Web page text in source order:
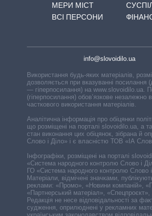
МЕРИ МІСТ
ВСІ ПЕРСОНИ
info@slovoidilo.ua
Використання будь-яких матеріалів,
дозволяється при вказуванні посилання
— гіперпосилання) на www.slovoidilo.ua.
(гіперпосилання) обов’язкове незалежно
часткового використання матеріалів.
Аналітична інформація про обіцянки
що розміщені на порталі slovoidilo.ua, а
стан виконання цих обіцянок, зібрана й
Слово і Діло» і є власністю ТОВ «ІА
Інфографіки, розміщені на порталі
«Система народного контролю Слово і
ГО «Система народного контролю Слово
Матеріали, відмічені значками,
реклами: «Промо», «Новини компаній»,
«Партнерський матеріал», «Спецпроєкт»,
Редакція не несе відповідальності за
судження, оприлюднені у рекламних